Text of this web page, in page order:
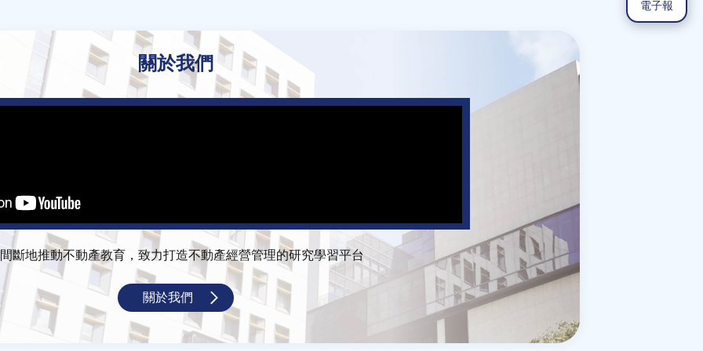
關於我們
斷地推動不動產教育，致力打造不動產經營管理的研究學習平台
關於我們
電子報